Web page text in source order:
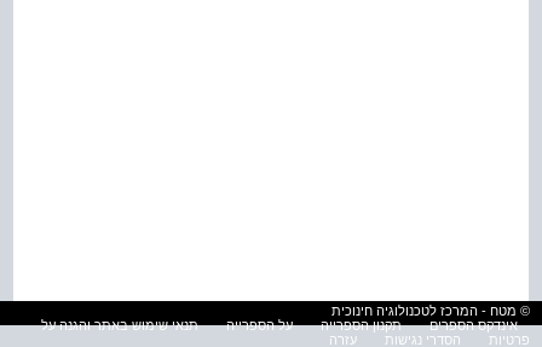
© מטח - המרכז לטכנולוגיה חינוכית
אינדקס הספרים
תקנון הספרייה על הספרייה
תנאי שימוש באתר והגנה על
פרטיות
הסדרי נגישות עזרה